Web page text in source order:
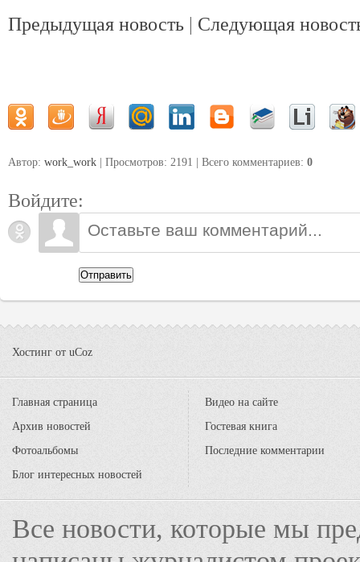
Предыдущая новость | Следующая
Автор: work_work | Просмотров: 2191 | Всего комментариев: 0
Войдите:
Отправить
Хостинг от uCoz
Главная страница
Архив новостей
Фотоальбомы
Блог интересных новостей
Видео на сайте
Гостевая книга
Последние комментарии
Все новости, которые мы